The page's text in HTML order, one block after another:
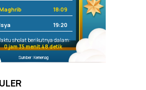
18:09
19:20
sholat berikutnya dalam:
0 jam 35 menit 48 detik
Sumber: Kemenag